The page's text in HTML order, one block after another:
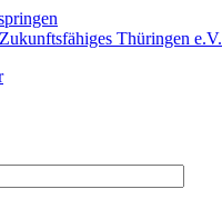
Thüringen e.V.